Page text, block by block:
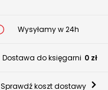
Wysyłamy w 24h
Dostawa do księgarni 0 zł
Sprawdź koszt dostawy